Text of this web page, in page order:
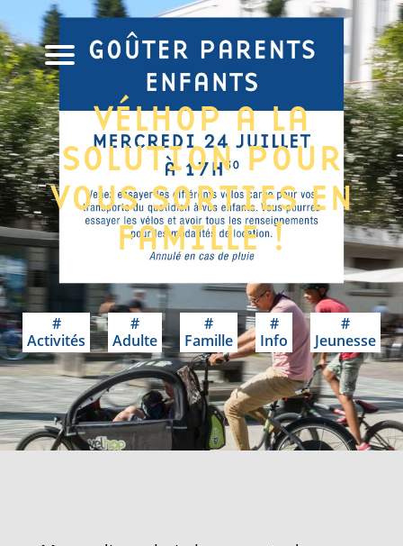
VÉLHOP A LA
SOLUTION POUR
VOUS SORTIES EN
FAMILLE !
19 juillet, 2024
Activités Adulte Famille Info Jeunesse